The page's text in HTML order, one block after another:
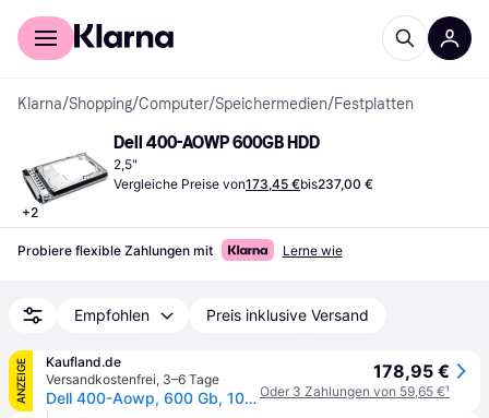
Für Shopper
Klarna/Shopping/Computer/Speichermedien/Festplatten
+2
Dell 400-AOWP 600GB HDD
2,5"
Vergleiche Preise von173,45 €bis237,00 €
Probiere flexible Zahlungen mit Lerne wie
Empfohlen Preis inklusive Versand
ANZEIGE
Kaufland.de
Versandkostenfrei, 3–6 Tage
Dell 400-Aowp, 600 Gb, 10000 Rpm, 2.5", Sas
178,95 €
Oder 3 Zahlungen von 59,65 €¹